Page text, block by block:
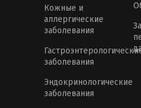
Кожные и
аллергические
заболевания
заболевания
Эндокринологические
заболевания